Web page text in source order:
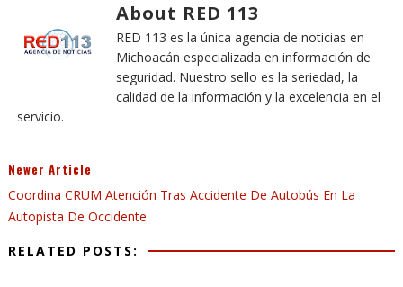
About RED 113
RED 113 es la única agencia de noticias en
Michoacán especializada en información de
seguridad. Nuestro sello es la seriedad, la
calidad de la información y la excelencia en el
servicio.
Newer Article
Coordina CRUM Atención Tras Accidente De Autobús En La
Autopista De Occidente
RELATED POSTS: